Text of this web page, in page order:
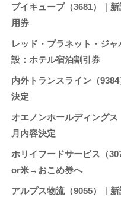
ブイキューブ（3681）｜
用券
レッド・プラネット・ジ
設：ホテル宿泊割引券
内外トランスライン（
決定
オエノンホールディングス
月内容決定
ホリイフードサービス（
or米→おこめ券へ
アルプス物流（9055）｜